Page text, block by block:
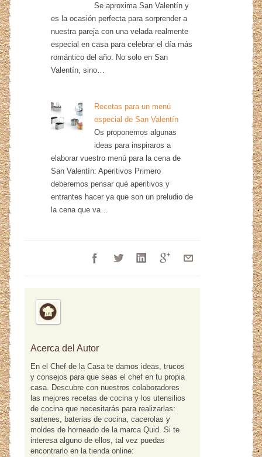
Se aproxima San Valentín y
es la ocasión perfecta para sorprender a
nuestra pareja con una velada realmente
especial en casa para celebrar el día más
romántico del año. No solo en San
Valentín, sino…
Recetas para un menú
especial de San Valentín
Os proponemos algunas
ideas para inspiraros a
elaborar vuestro menú para la cena de
San Valentín: Aperitivos Primero
deberemos pensar qué aperitivos y
entrantes hacer ya que son un preludio de
la cena que va…
Acerca del Autor
En el Chef de la Casa te damos ideas, trucos
y consejos para que seas el chef en tu propia
casa. Descubre con nuestros colaboradores
las mejores recetas de cocina y los utensilios
de cocina que necesitarás para realizarlas:
sartenes, baterias de cocina, cacerolas y
moldes de horneado de la marca Quid. Si te
interesa alguno de ellos, tal vez puedas
encontrarlo en la tienda online: